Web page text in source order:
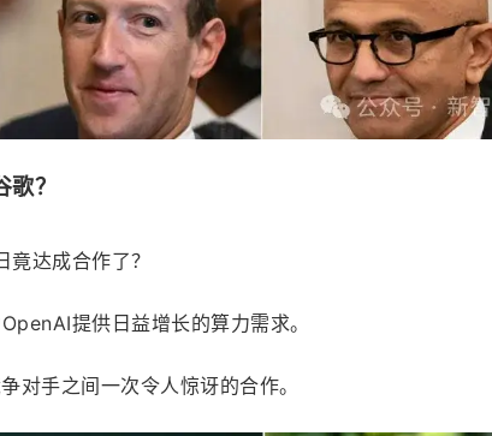
？
达成合作了？
提供日益增长的算力需求。
对手之间一次令人惊讶的合作。